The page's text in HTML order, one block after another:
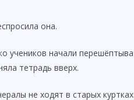
она.
учеников начали
тетрадь вверх.
не ходят в старых